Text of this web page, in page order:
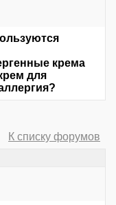
крема
для
К списку форумов